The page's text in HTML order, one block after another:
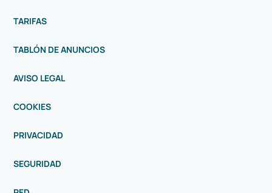
TARIFAS
TABLÓN DE ANUNCIOS
AVISO LEGAL
COOKIES
PRIVACIDAD
SEGURIDAD